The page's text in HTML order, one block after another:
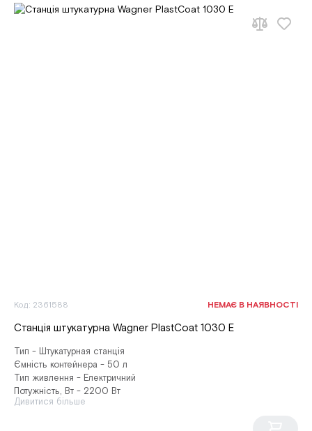
Код: 2361588 НЕМАЄ В НАЯВНОСТІ
Станція штукатурна Wagner PlastCoat 1030 Е
Тип - Штукатурная станція
Ємність контейнера - 50 л
Тип живлення - Електричний
Потужність, Вт - 2200 Вт
Дивитися більше